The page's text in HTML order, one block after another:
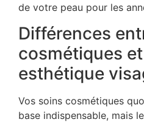
de votre peau pour les
Différences
cosmétiques
esthétique
Vos soins cosmétiques
base indispensable, mais